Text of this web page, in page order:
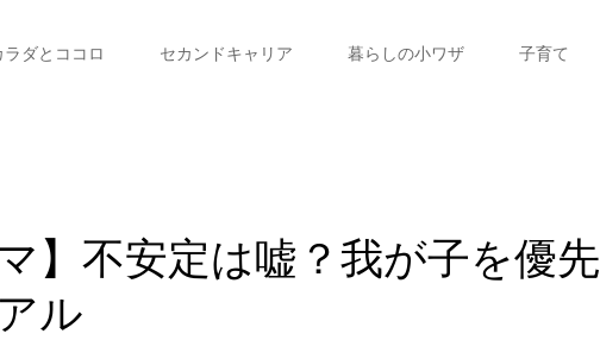
ラダとココロ セカンドキャリア 暮らしの小ワザ 子育て
】不安定は嘘？我が子を優先
ル